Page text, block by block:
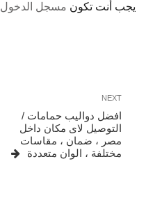
يجب أنت تكون مسجل الدخول
المقالات
Next
Post
NEXT
افضل دواليب حمامات /
التوصيل لاى مكان داخل
مصر ، ضمان ، مقاسات
مختلفة ، الوان متعددة